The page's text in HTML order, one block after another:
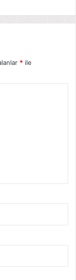
* ile